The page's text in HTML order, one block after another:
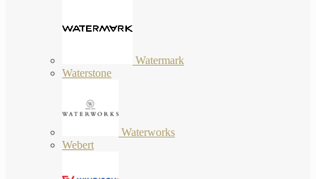
Watermark
Waterstone
Waterworks
Webert